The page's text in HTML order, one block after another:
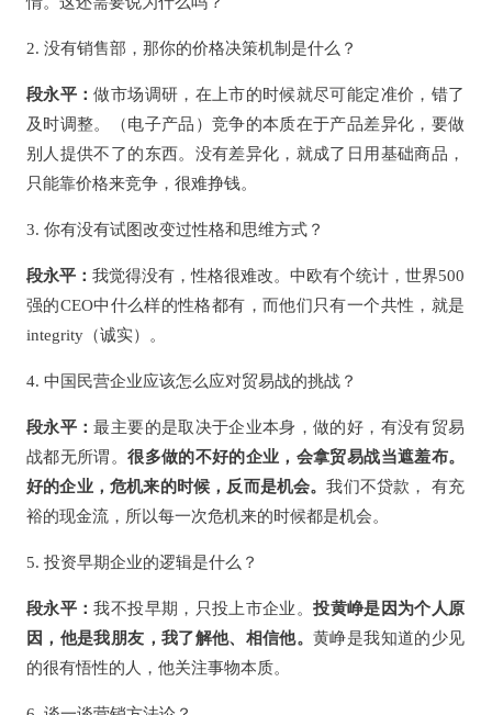
2. 没有销售部，那你的价格决策机制是什么？
段永平：做市场调研，在上市的时候就尽可能定准价，错了
及时调整。（电子产品）竞争的本质在于产品差异化，要做
别人提供不了的东西。没有差异化，就成了日用基础商品，
只能靠价格来竞争，很难挣钱。
3. 你有没有试图改变过性格和思维方式？
段永平： 我觉得没有，性格很难改。中欧有个统计，世界500
强的CEO中什么样的性格都有，而他们只有一个共性，就是
integrity（诚实）。
4. 中国民营企业应该怎么应对贸易战的挑战？
段永平：最主要的是取决于企业本身，做的好，有没有贸易
战都无所谓。很多做的不好的企业，会拿贸易战当遮羞布。
好的企业，危机来的时候，反而是机会。我们不贷款， 有充
裕的现金流，所以每一次危机来的时候都是机会。
5. 投资早期企业的逻辑是什么？
段永平：我不投早期，只投上市企业。投黄峥是因为个人原
因，他是我朋友，我了解他、相信他。黄峥是我知道的少见
的很有悟性的人，他关注事物本质。